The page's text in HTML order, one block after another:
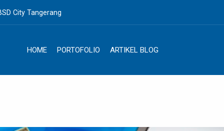
City Tangerang
HOME PORTOFOLIO ARTIKEL BLOG